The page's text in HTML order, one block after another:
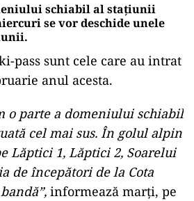
schiabil al staţiunii
se vor deschide unele
pass sunt cele care au intrat
anul acesta.
o parte a domeniului schiabil
cel mai sus. În golul alpin
Lăptici 1, Lăptici 2, Soarelui
de începători de la Cota
informează marţi, pe